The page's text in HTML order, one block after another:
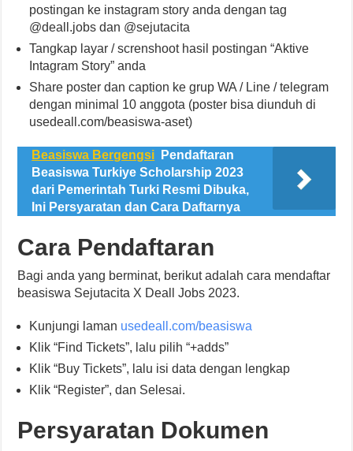
postingan ke instagram story anda dengan tag
@deall.jobs dan @sejutacita
Tangkap layar / screnshoot hasil postingan “Aktive
Intagram Story” anda
Share poster dan caption ke grup WA / Line / telegram
dengan minimal 10 anggota (poster bisa diunduh di
usedeall.com/beasiswa-aset)
Beasiswa Bergengsi
Pendaftaran
Beasiswa Turkiye Scholarship 2023
dari Pemerintah Turki Resmi Dibuka,
Ini Persyaratan dan Cara Daftarnya
Cara Pendaftaran
Bagi anda yang berminat, berikut adalah cara mendaftar
beasiswa Sejutacita X Deall Jobs 2023.
Kunjungi laman usedeall.com/beasiswa
Klik “Find Tickets”, lalu pilih “+adds”
Klik “Buy Tickets”, lalu isi data dengan lengkap
Klik “Register”, dan Selesai.
Persyaratan Dokumen